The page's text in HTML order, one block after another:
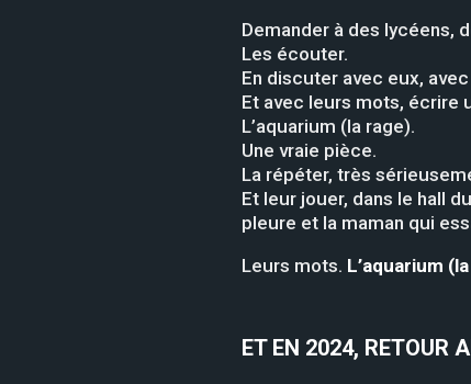
Demander à des lycéens,
Les écouter.
En discuter avec eux,
Et avec leurs mots, écrire
L’aquarium (la rage).
Une vraie pièce.
La répéter, très
Et leur jouer, dans le hall
pleure et la maman qui
Leurs mots. L’aquarium
ET EN 2024, RETOUR